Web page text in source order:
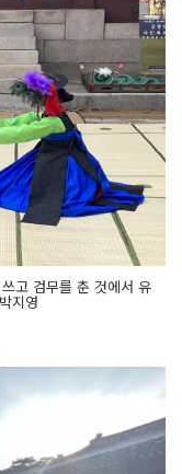
고 검무를 춘 것에서 유
지영